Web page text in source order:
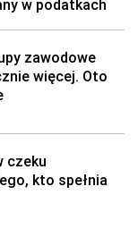
w podatkach
zawodowe
więcej. Oto
czeku
kto spełnia